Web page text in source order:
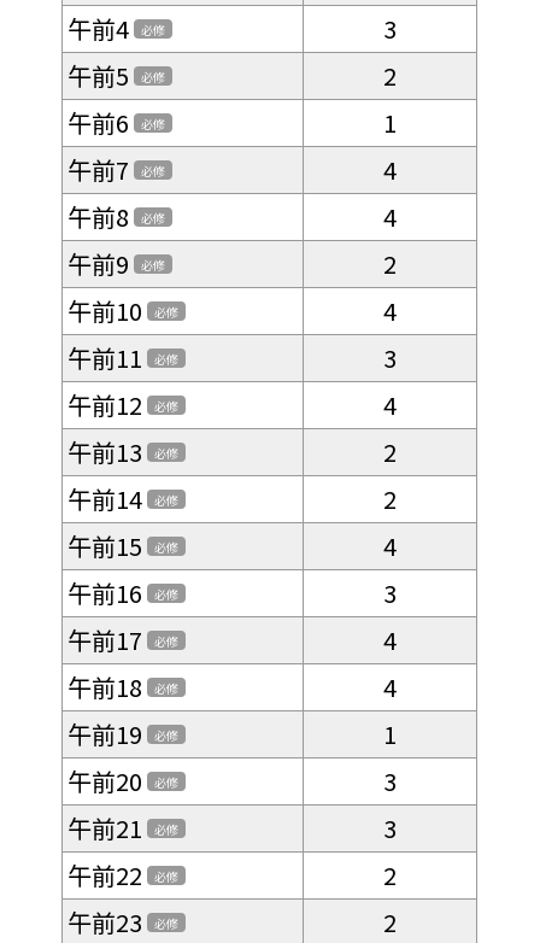
午前4 必修
3
午前5 必修
2
午前6 必修
1
午前7 必修
4
午前8 必修
4
午前9 必修
2
午前10 必修
4
午前11 必修
3
午前12 必修
4
午前13 必修
2
午前14 必修
2
午前15 必修
4
午前16 必修
3
午前17 必修
4
午前18 必修
4
午前19 必修
1
午前20 必修
3
午前21 必修
3
午前22 必修
2
午前23 必修
2